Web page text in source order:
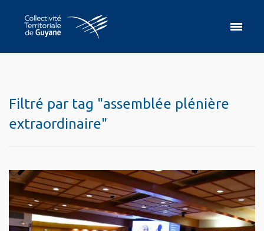
Filtré par tag "assemblée plénière
extraordinaire"